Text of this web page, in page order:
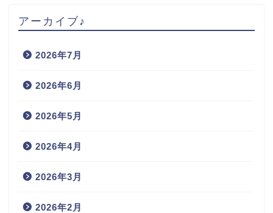
アーカイブ♪
2026年7月
2026年6月
2026年5月
2026年4月
2026年3月
2026年2月